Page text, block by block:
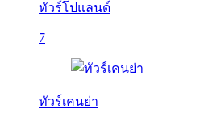
ทัวร์โปแลนด์
7
ทัวร์เคนย่า